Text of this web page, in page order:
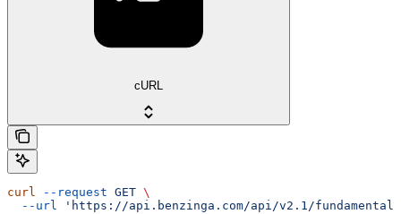
cURL
curl --request GET \
  --url
'https://api.benzinga.com/api/v2.1/